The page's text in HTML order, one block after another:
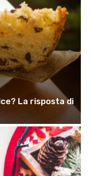
La risposta di